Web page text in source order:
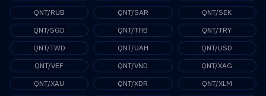
QNT/RUB
QNT/SAR
QNT/SEK
QNT/SGD
QNT/THB
QNT/TRY
QNT/TWD
QNT/UAH
QNT/USD
QNT/VEF
QNT/VND
QNT/XAG
QNT/XAU
QNT/XDR
QNT/XLM